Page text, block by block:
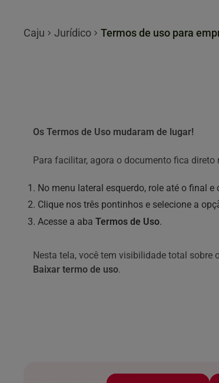
Caju Jurídico Termos de uso para
Os Termos de Uso mudaram de lugar!
Para facilitar, agora o documento fica
No menu lateral esquerdo, role até o final
Clique nos três pontinhos e selecione a
Acesse a aba Termos de Uso.
Nesta tela, você tem visibilidade total sobre
Baixar termo de uso.